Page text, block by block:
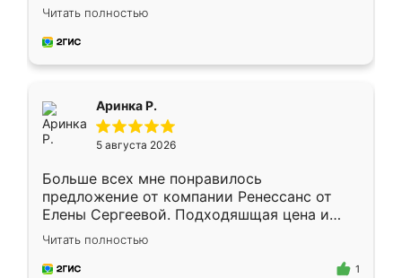
Замерщик приехал в субботу, подошёл к
делу со всей ответственностью. Собрали
за день, ребята работали аккуратно, даже
Читать полностью
Аринка Р.
5 августа 2026
Больше всех мне понравилось
предложение от компании Ренессанс от
Елены Сергеевой. Подходяшщая цена и
короткие сроки изготовления. Приехавший
для замера сотрудник Владислав
предложил по моему эскизу самый
Читать полностью
1